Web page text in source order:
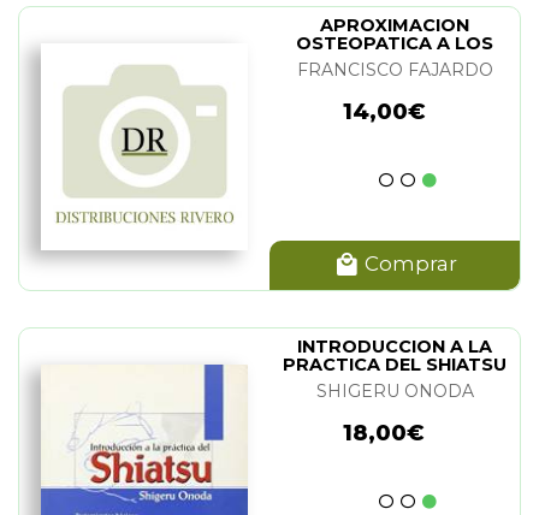
APROXIMACION
OSTEOPATICA A LOS
TRASTORNOS DEL
SUEÑO
FRANCISCO FAJARDO
14,00€
Comprar
INTRODUCCION A LA
PRACTICA DEL SHIATSU
SHIGERU ONODA
18,00€